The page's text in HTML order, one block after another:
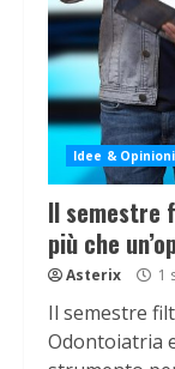
Idee & Opinioni
Il semestre
più che
Asterix 1
Il semestre
Odontoiatria